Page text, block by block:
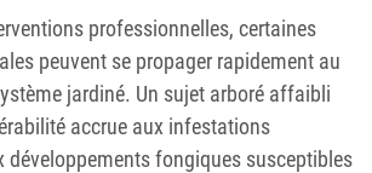
professionnelles, certaines
peuvent se propager rapidement au
jardiné. Un sujet arboré affaibli
accrue aux infestations
développements fongiques susceptibles